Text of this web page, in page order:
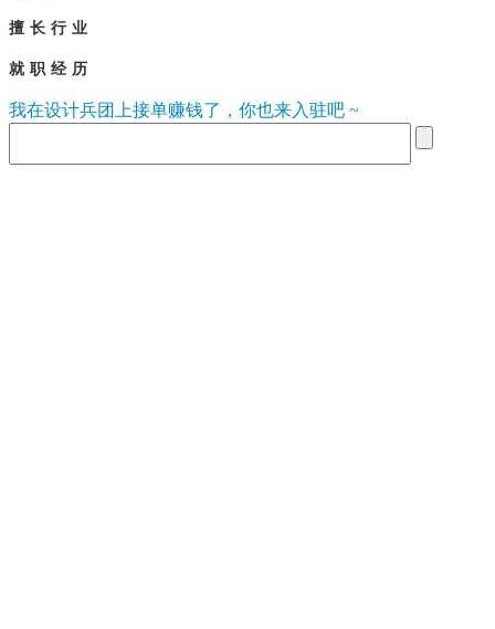
擅长行业
就职经历
我在设计兵团上接单赚钱了，你也来入驻吧 ~